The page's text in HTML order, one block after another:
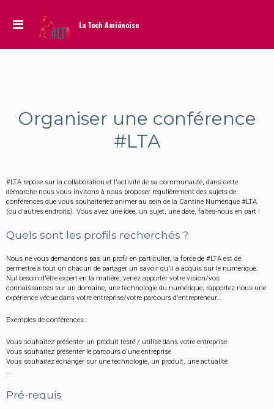
La Tech Amiénoise
Organiser une conférence
#LTA
#LTA repose sur la collaboration et l'activité de sa communauté, dans cette
démarche nous vous invitons à nous proposer régulièrement des sujets de
conférences que vous souhaiteriez animer au sein de la Cantine Numérique #LTA
(ou d'autres endroits). Vous avez une idée, un sujet, une date, faîtes-nous en part !
Quels sont les profils recherchés ?
Nous ne vous demandons pas un profil en particulier, la force de #LTA est de
permettre à tout un chacun de partager un savoir qu'il a acquis sur le numérique.
Nul besoin d'être expert en la matière, venez apporter votre vision/vos
connaissances sur un domaine, une technologie du numérique, rapportez nous une
expérience vécue dans votre entreprise/votre parcours d'entrepreneur...
Exemples de conférences :
Vous souhaitez présenter un produit testé / utilisé dans votre entreprise
Vous souhaitez présenter le parcours d'une entreprise
Vous souhaitez échanger sur une technologie, un produit, une actualité
...
Pré-requis